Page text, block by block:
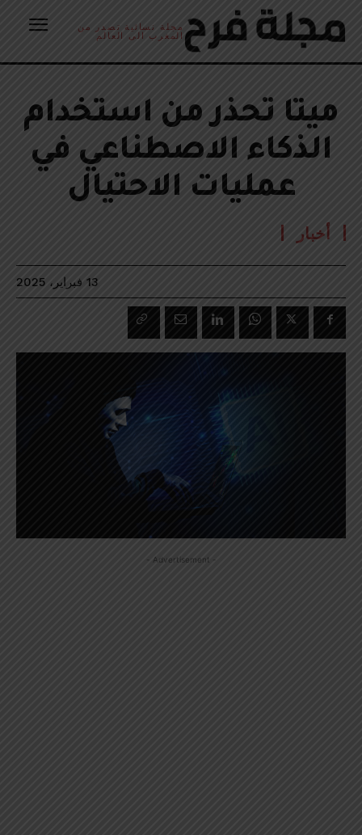
مجلة نسائية تصدر من
المغرب الى العالم
ميتا تحذر من استخدام
الذكاء الاصطناعي في
عمليات الاحتيال
أخبار
13 فبراير، 2025
- Advertisement -